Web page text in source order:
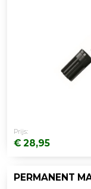
Prijs:
€ 28,95